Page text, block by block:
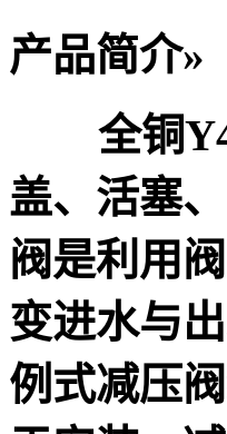
产品简介»
全铜
盖、活塞
阀是利用
变进水与
例式减压阀